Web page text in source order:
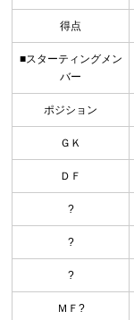
得点
■スターティングメン
バー
ポジション
ＧＫ
ＤＦ
?
?
?
ＭＦ?